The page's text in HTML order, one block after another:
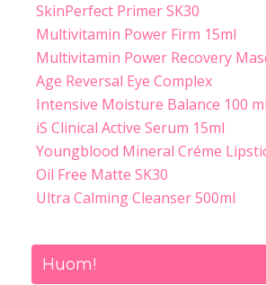
SkinPerfect Primer SK30
Multivitamin Power Firm 15ml
Multivitamin Power Recovery
Age Reversal Eye Complex
Intensive Moisture Balance 100 ml
iS Clinical Active Serum 15ml
Youngblood Mineral Créme
Oil Free Matte SK30
Ultra Calming Cleanser 500ml
Huom!